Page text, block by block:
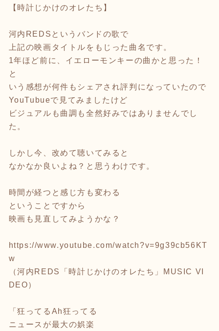
【時計じかけのオレたち】
河内REDSというバンドの歌で
上記の映画タイトルをもじった曲名です。
1年ほど前に、イエローモンキーの曲かと思った！
と
いう感想が何件もシェアされ評判になっていたので
YouTubueで見てみましたけど
ビジュアルも曲調も全然好みではありませんでし
た。
しかし今、改めて聴いてみると
なかなか良いよね？と思うわけです。
時間が経つと感じ方も変わる
ということですから
映画も見直してみようかな？
https://www.youtube.com/watch?v=9g39cb56KT
w
（河内REDS「時計じかけのオレたち」MUSIC VI
DEO）
「狂ってるAh狂ってる
ニュースが最大の娯楽